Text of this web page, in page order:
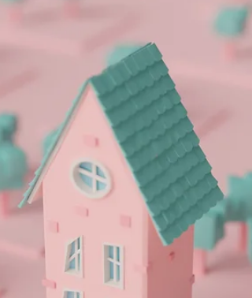
Oriente Medio no solo se mantuviera (es
decir, los altos el fuego entre EE. UU./Israel
Irán, y entre Israel y Líbano), sino que
evolucionara positivamente.